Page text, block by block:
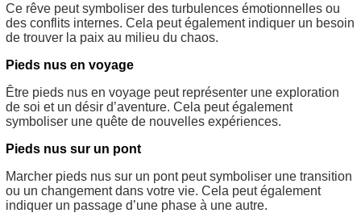
Ce rêve peut symboliser des turbulences émotionnelles ou
des conflits internes. Cela peut également indiquer un besoin
de trouver la paix au milieu du chaos.
Pieds nus en voyage
Être pieds nus en voyage peut représenter une exploration
de soi et un désir d’aventure. Cela peut également
symboliser une quête de nouvelles expériences.
Pieds nus sur un pont
Marcher pieds nus sur un pont peut symboliser une transition
ou un changement dans votre vie. Cela peut également
indiquer un passage d’une phase à une autre.